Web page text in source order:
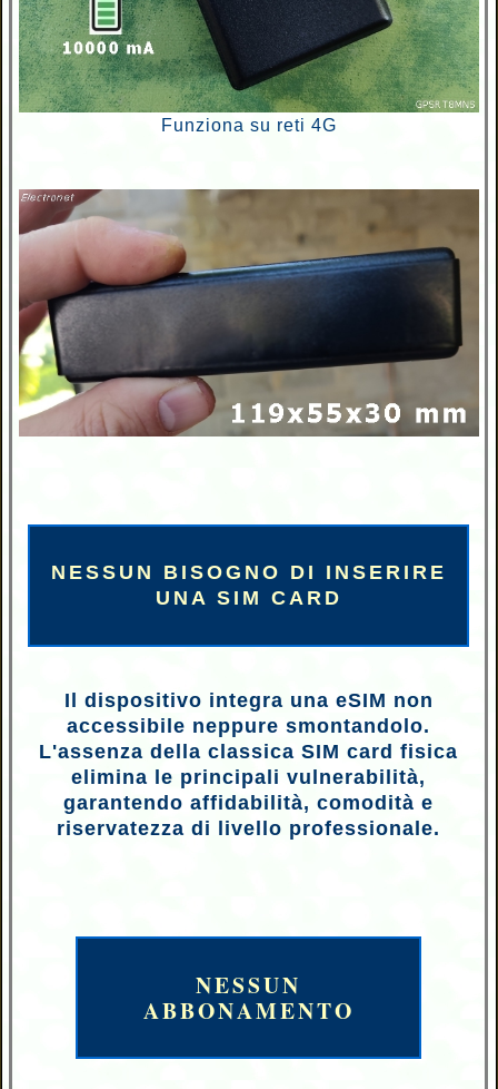
Funziona su reti 4G
NESSUN BISOGNO DI INSERIRE
UNA SIM CARD
Il dispositivo integra una eSIM non
accessibile neppure smontandolo.
L'assenza della classica SIM card fisica
elimina le principali vulnerabilità,
garantendo affidabilità, comodità e
riservatezza di livello professionale.
NESSUN
ABBONAMENTO